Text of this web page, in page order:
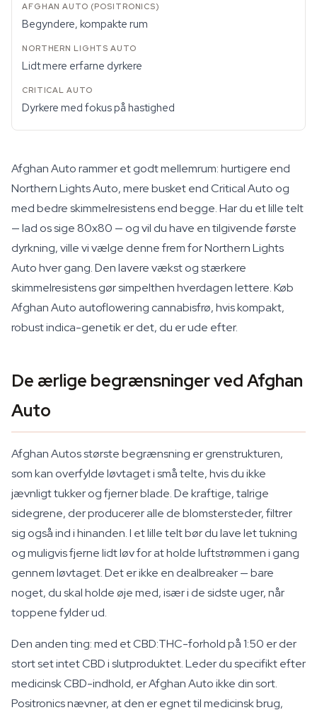
Begyndere, kompakte rum
Lidt mere erfarne dyrkere
Dyrkere med fokus på hastighed
Afghan Auto rammer et godt mellemrum: hurtigere end
Northern Lights Auto, mere busket end Critical Auto og
med bedre skimmelresistens end begge. Har du et lille telt
— lad os sige 80x80 — og vil du have en tilgivende første
dyrkning, ville vi vælge denne frem for Northern Lights
Auto hver gang. Den lavere vækst og stærkere
skimmelresistens gør simpelthen hverdagen lettere. Køb
Afghan Auto autoflowering cannabisfrø, hvis kompakt,
robust indica-genetik er det, du er ude efter.
De ærlige begrænsninger ved Afghan
Auto
Afghan Autos største begrænsning er grenstrukturen,
som kan overfylde løvtaget i små telte, hvis du ikke
jævnligt tukker og fjerner blade. De kraftige, talrige
sidegrene, der producerer alle de blomstersteder, filtrer
sig også ind i hinanden. I et lille telt bør du lave let tukning
og muligvis fjerne lidt løv for at holde luftstrømmen i gang
gennem løvtaget. Det er ikke en dealbreaker — bare
noget, du skal holde øje med, især i de sidste uger, når
toppene fylder ud.
Den anden ting: med et CBD:THC-forhold på 1:50 er der
stort set intet CBD i slutproduktet. Leder du specifikt efter
medicinsk CBD-indhold, er Afghan Auto ikke din sort.
Positronics nævner, at den er egnet til medicinsk brug,